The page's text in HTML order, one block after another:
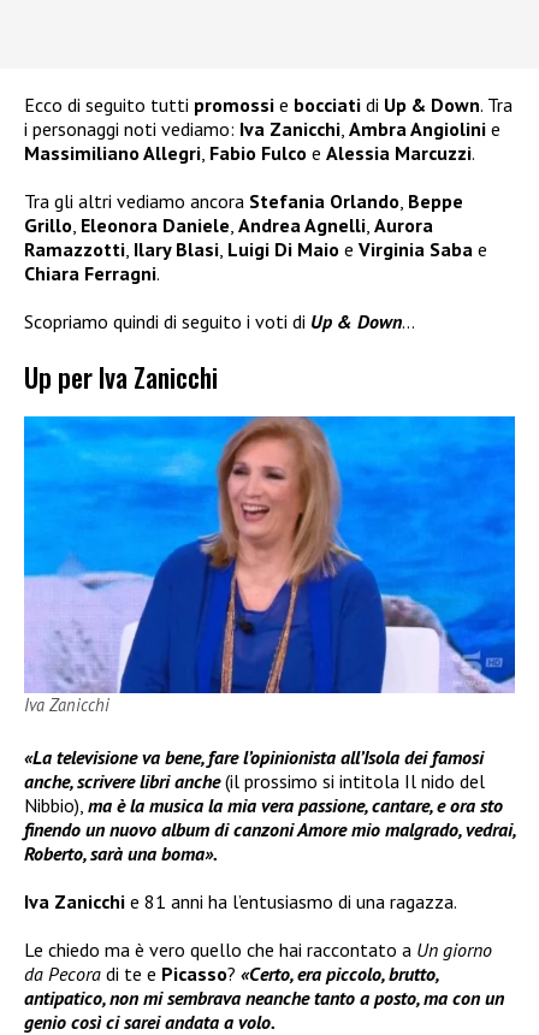
Ecco di seguito tutti promossi e bocciati di Up & Down. Tra
i personaggi noti vediamo: Iva Zanicchi, Ambra Angiolini e
Massimiliano Allegri, Fabio Fulco e Alessia Marcuzzi.
Tra gli altri vediamo ancora Stefania Orlando, Beppe
Grillo, Eleonora Daniele, Andrea Agnelli, Aurora
Ramazzotti, Ilary Blasi, Luigi Di Maio e Virginia Saba e
Chiara Ferragni.
Scopriamo quindi di seguito i voti di Up & Down…
Up per Iva Zanicchi
Iva Zanicchi
«La televisione va bene, fare l’opinionista all’Isola dei famosi
anche, scrivere libri anche(il prossimo si intitola Il nido del
Nibbio), ma è la musica la mia vera passione, cantare, e ora sto
finendo un nuovo album di canzoni Amore mio malgrado, vedrai,
Roberto, sarà una boma».
Iva Zanicchi e 81 anni ha l’entusiasmo di una ragazza.
Le chiedo ma è vero quello che hai raccontato a Un giorno
da Pecora di te e Picasso? «Certo, era piccolo, brutto,
antipatico, non mi sembrava neanche tanto a posto, ma con un
genio così ci sarei andata a volo.